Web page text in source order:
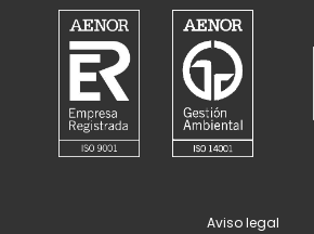
Aviso legal